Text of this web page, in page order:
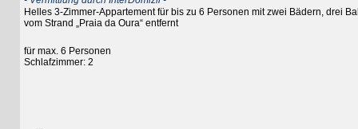
Helles 3-Zimmer-Appartement für bis zu 6 Personen mit zwei Bädern, drei
vom Strand „Praia da Oura“ entfernt
für max. 6 Personen
Schlafzimmer: 2